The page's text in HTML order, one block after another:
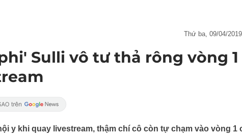
thứ ba, 09/04/
Sulli vô tư thả rông vòng 1
y khi quay livestream, thậm chí cô còn tự chạm vào vòng 1